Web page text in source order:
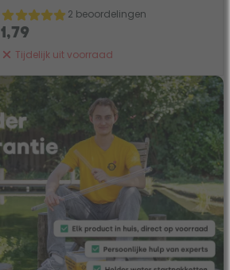
2 beoordelingen
Tijdelijk uit voorraad
1,79